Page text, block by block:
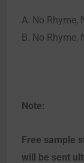
A. No Rhyme,
B. No Rhyme,
Note:
Free sample
will be sent